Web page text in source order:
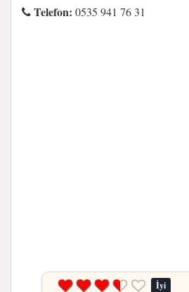
Telefon: 0535 941 76 31
İyi